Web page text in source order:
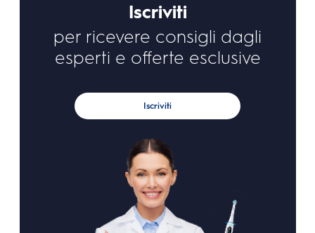
Iscriviti
per ricevere consigli dagli
esperti e offerte esclusive
Iscriviti